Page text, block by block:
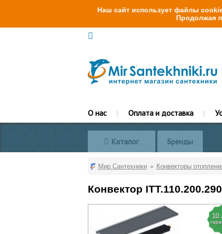
Наш сайт использует файлы
Продолжая
О нас Оплата и доставка
Каталог Бренды
Мир Сантехники Конвекторы
Конвектор
10